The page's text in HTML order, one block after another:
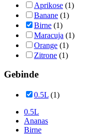
Aprikose (1)
Banane (1)
Birne (1)
Maracuja (1)
Orange (1)
Zitrone (1)
Gebinde
0.5L (1)
0.5L
Ananas
Birne